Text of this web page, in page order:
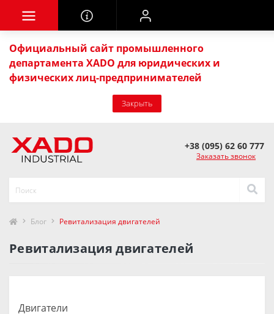
Официальный сайт промышленного
департамента XADO для юридических и
физических лиц-предпринимателей
Закрыть
+38 (095) 62 60 777
Заказать звонок
Блог Ревитализация двигателей
Ревитализация двигателей
Двигатели